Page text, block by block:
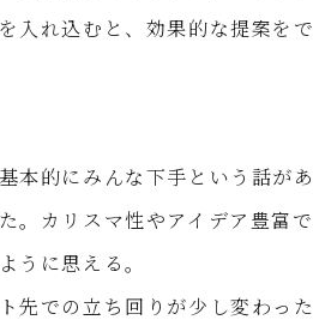
入れ込むと、効果的な提案をで
本的にみんな下手という話があ
。カリスマ性やアイデア豊富で
うに思える。
先での立ち回りが少し変わった